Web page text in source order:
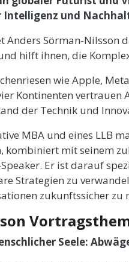
und
Sörman-Nilsson
hilft ihnen, die
wie Apple,
Kontinenten vertrauen
der Technik und
MBA und eines LLB
kombiniert mit seinem
Er ist darauf
Strategien zu
zukunftssicher zu
Seele: